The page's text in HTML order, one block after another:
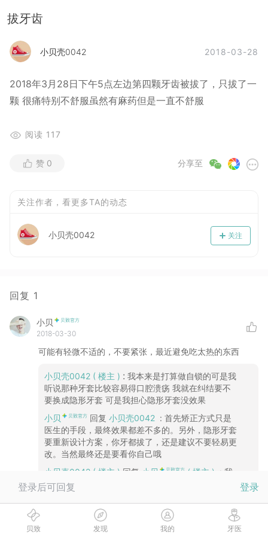
拔牙齿
小贝壳0042 2018-03-28
2018年3月28日下午5点左边第四颗牙齿被拔了，只拔了一
颗 很痛特别不舒服虽然有麻药但是一直不舒服
阅读 117
分享至
赞 0
关注作者，看更多TA的动态
关注
小贝壳0042
回复 1
小贝
2018-03-30
可能有轻微不适的，不要紧张，最近避免吃太热的东西
小贝壳0042 ( 楼主 ) : 我本来是打算做自锁的可是我
听说那种牙套比较容易得口腔溃疡 我就在纠结要不
要换成隐形牙套 可是我担心隐形牙套没效果
小贝
回复 小贝壳0042 : 首先矫正方式只是
医生的手段，最终效果都差不多的。另外，隐形牙套
要重新设计方案，你牙都拔了，还是建议不要轻易更
改。当然最终还是要看你自己哦
小贝壳0042 ( 楼主 ) 回复 小贝 ( 楼主 ) : 我
只拔了一颗 可以改吗 一共拔三颗
小贝
回复小贝壳0042 : 要跟医生商量可行
登录后可回复 登录
贝致 发现 我的 牙医